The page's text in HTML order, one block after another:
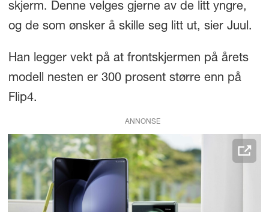
skjerm. Denne velges gjerne av de litt yngre,
og de som ønsker å skille seg litt ut, sier Juul.
Han legger vekt på at frontskjermen på årets
modell nesten er 300 prosent større enn på
Flip4.
ANNONSE